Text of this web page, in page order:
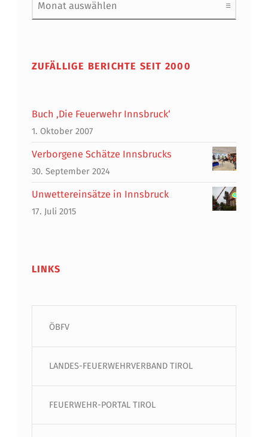
ZUFÄLLIGE BERICHTE SEIT 2000
Buch ‚Die Feuerwehr Innsbruck‘
1. Oktober 2007
Verborgene Schätze Innsbrucks
30. September 2024
Unwettereinsätze in Innsbruck
17. Juli 2015
LINKS
ÖBFV
LANDES-FEUERWEHRVERBAND TIROL
FEUERWEHR-PORTAL TIROL